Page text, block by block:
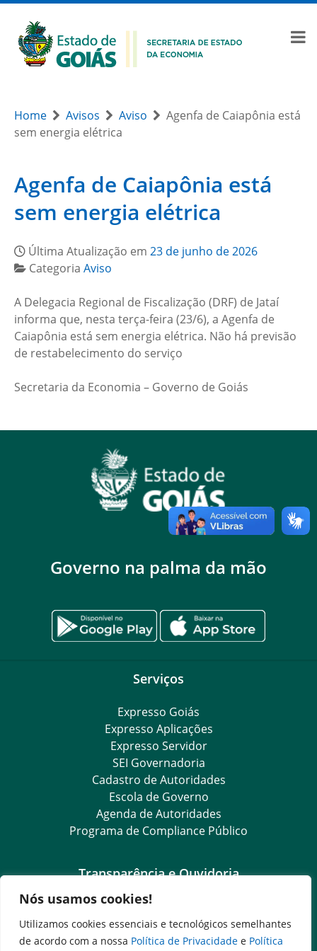
Nós usamos cookies!
Utilizamos cookies essenciais e tecnológicos semelhantes
de acordo com a nossa Política de Privacidade e Política
Home Avisos Aviso
Agenfa de Caiapônia está
sem energia elétrica
Agenfa de Caiapônia está
sem energia elétrica
Última Atualização em 23 de junho de 2026
Categoria Aviso
A Delegacia Regional de Fiscalização (DRF) de Jataí
informa que, nesta terça-feira (23/6), a Agenfa de
Caiapônia está sem energia elétrica. Não há previsão
de restabelecimento do serviço
Secretaria da Economia – Governo de Goiás
Governo na palma da mão
Serviços
Expresso Goiás
Expresso Aplicações
Expresso Servidor
SEI Governadoria
Cadastro de Autoridades
Escola de Governo
Agenda de Autoridades
Programa de Compliance Público
Transparência e Ouvidoria
LGPD
Goiás Transparência
Dados Abertos Goiás